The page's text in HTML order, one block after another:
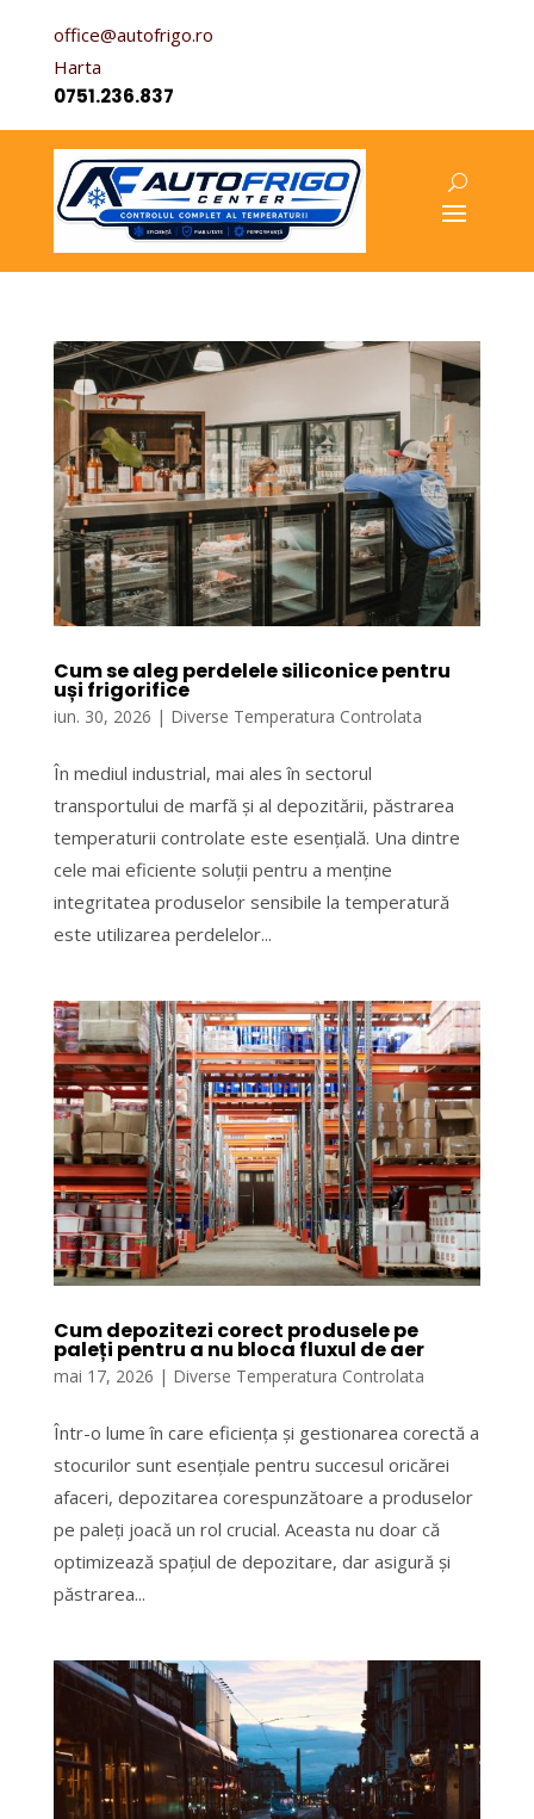
office@autofrigo.ro
Harta
0751.236.837
Cum se aleg perdelele siliconice pentru
uși frigorifice
iun. 30, 2026 | Diverse Temperatura Controlata
În mediul industrial, mai ales în sectorul
transportului de marfă și al depozitării, păstrarea
temperaturii controlate este esențială. Una dintre
cele mai eficiente soluții pentru a menține
integritatea produselor sensibile la temperatură
este utilizarea perdelelor...
Cum depozitezi corect produsele pe
paleți pentru a nu bloca fluxul de aer
mai 17, 2026 | Diverse Temperatura Controlata
Într-o lume în care eficiența și gestionarea corectă a
stocurilor sunt esențiale pentru succesul oricărei
afaceri, depozitarea corespunzătoare a produselor
pe paleți joacă un rol crucial. Aceasta nu doar că
optimizează spațiul de depozitare, dar asigură și
păstrarea...